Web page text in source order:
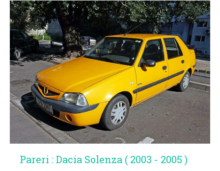
Pareri : Dacia Solenza ( 2003 - 2005 )